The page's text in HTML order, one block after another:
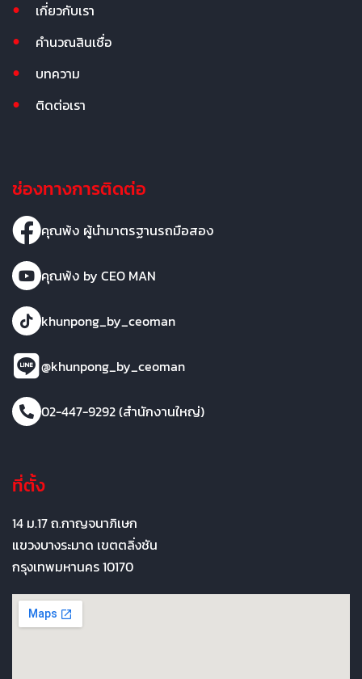
เกี่ยวกับเรา
คำนวณสินเชื่อ
บทความ
ติดต่อเรา
ช่องทางการติดต่อ
คุณพ้ง ผู้นำมาตรฐานรถมือสอง
คุณพ้ง by CEO MAN
khunpong_by_ceoman
@khunpong_by_ceoman
02-447-9292 (สำนักงานใหญ่)
ที่ตั้ง
14 ม.17 ถ.กาญจนาภิเษก
แขวงบางระมาด เขตตลิ่งชัน
กรุงเทพมหานคร 10170